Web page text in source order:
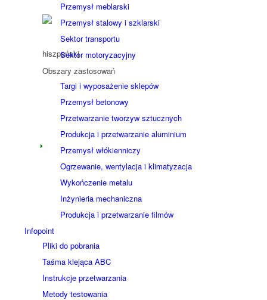
Przemysł meblarski
Przemysł stalowy i szklarski
Sektor transportu
Sektor motoryzacyjny
Obszary zastosowań
Targi i wyposażenie sklepów
Przemysł betonowy
Przetwarzanie tworzyw sztucznych
Produkcja i przetwarzanie aluminium
Przemysł włókienniczy
Ogrzewanie, wentylacja i klimatyzacja
Wykończenie metalu
Inżynieria mechaniczna
Produkcja i przetwarzanie filmów
Infopoint
Pliki do pobrania
Taśma klejąca ABC
Instrukcje przetwarzania
Metody testowania